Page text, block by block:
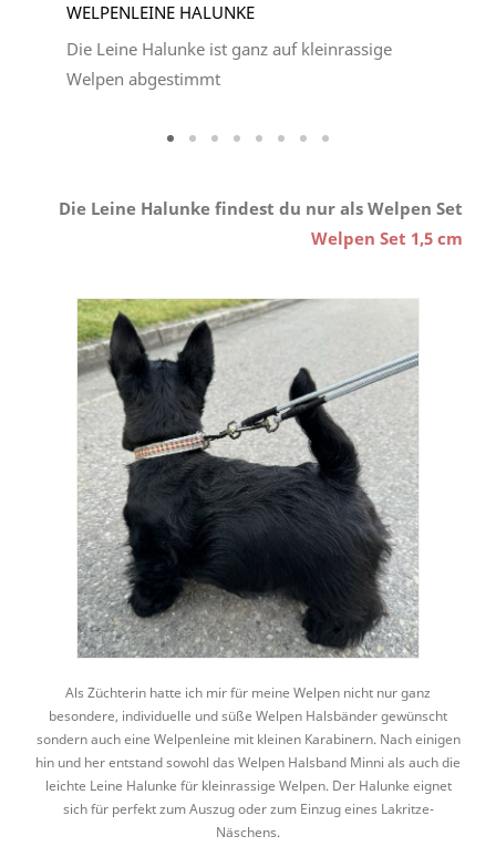
WELPENLEINE HALUNKE
Die Leine Halunke ist ganz auf kleinrassige
Welpen abgestimmt
Die Leine Halunke findest du nur als Welpen Set
Welpen Set 1,5 cm
Als Züchterin hatte ich mir für meine Welpen nicht nur ganz
besondere, individuelle und süße Welpen Halsbänder gewünscht
sondern auch eine Welpenleine mit kleinen Karabinern. Nach einigen
hin und her entstand sowohl das Welpen Halsband Minni als auch die
leichte Leine Halunke für kleinrassige Welpen. Der Halunke eignet
sich für perfekt zum Auszug oder zum Einzug eines Lakritze-
Näschens.